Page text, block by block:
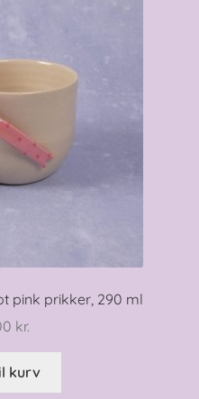
pink prikker, 290 ml
kr.
kurv